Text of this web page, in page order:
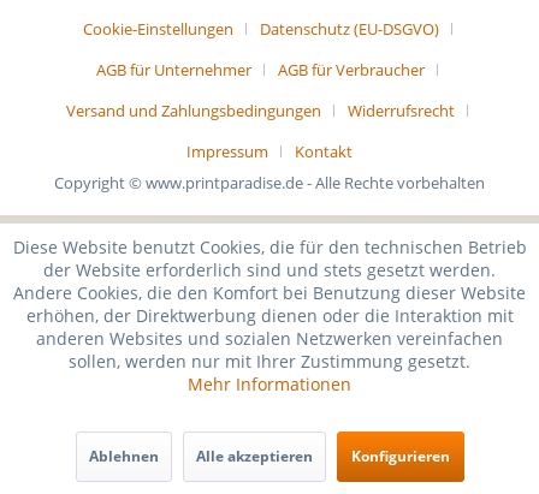
Cookie-Einstellungen
Datenschutz (EU-DSGVO)
AGB für Unternehmer
AGB für Verbraucher
Versand und Zahlungsbedingungen
Widerrufsrecht
Impressum
Kontakt
Copyright © www.printparadise.de - Alle Rechte vorbehalten
Diese Website benutzt Cookies, die für den technischen Betrieb
der Website erforderlich sind und stets gesetzt werden.
Andere Cookies, die den Komfort bei Benutzung dieser Website
erhöhen, der Direktwerbung dienen oder die Interaktion mit
anderen Websites und sozialen Netzwerken vereinfachen
sollen, werden nur mit Ihrer Zustimmung gesetzt.
Mehr Informationen
Ablehnen Alle akzeptieren Konfigurieren